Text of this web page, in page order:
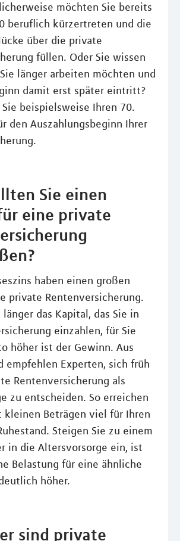
möchten Sie bereits
beruflich kürzertreten und die
über die private
füllen. Oder Sie wissen
länger arbeiten möchten und
damit erst später eintritt?
beispielsweise Ihren 70.
den Auszahlungsbeginn Ihrer
Sie einen
eine private
haben einen großen
private Rentenversicherung.
das Kapital, das Sie in
einzahlen, für Sie
höher ist der Gewinn. Aus
empfehlen Experten, sich früh
Rentenversicherung als
zu entscheiden. So erreichen
kleinen Beträgen viel für Ihren
Steigen Sie zu einem
in die Altersvorsorge ein, ist
Belastung für eine ähnliche
höher.
sind private